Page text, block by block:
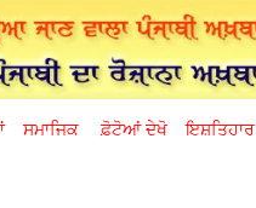
ਸਮਾਜਿਕ ਫ਼ੋਟੋਆਂ ਦੇਖੋ ਇਸ਼ਤਿਹਾਰ